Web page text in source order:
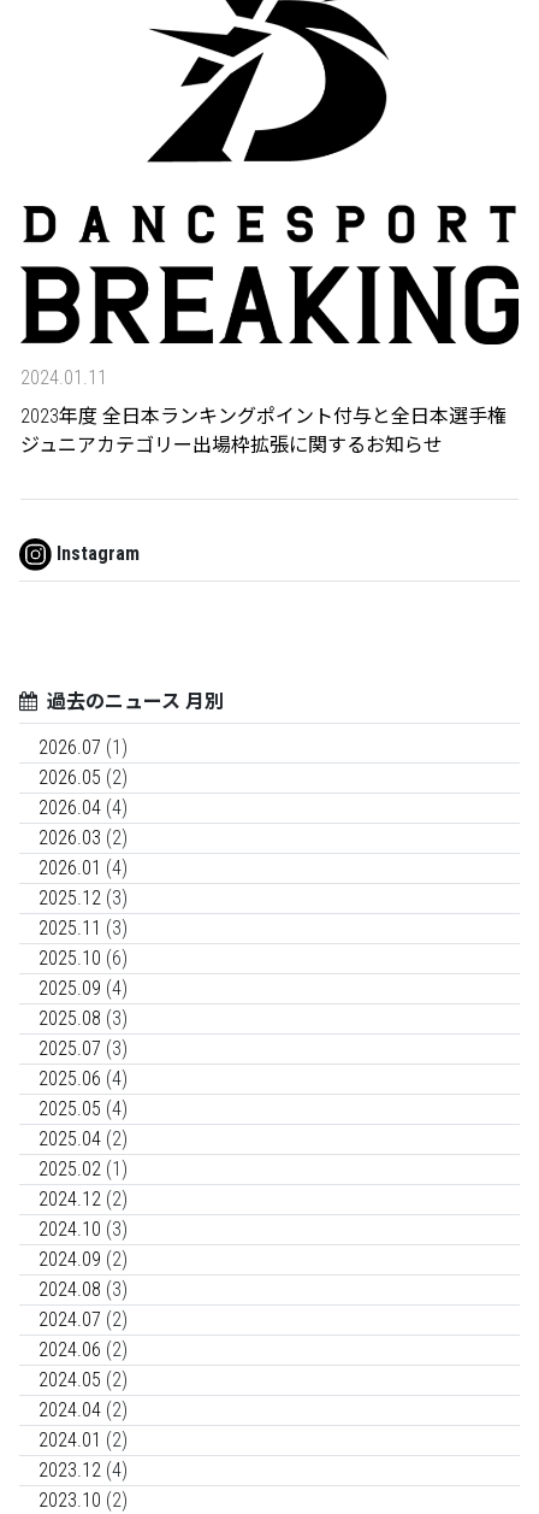
2024.01.11
2023年度 全日本ランキングポイント付与と全日本選手権
ジュニアカテゴリー出場枠拡張に関するお知らせ
Instagram
過去のニュース 月別
2026.07 (1)
2026.05 (2)
2026.04 (4)
2026.03 (2)
2026.01 (4)
2025.12 (3)
2025.11 (3)
2025.10 (6)
2025.09 (4)
2025.08 (3)
2025.07 (3)
2025.06 (4)
2025.05 (4)
2025.04 (2)
2025.02 (1)
2024.12 (2)
2024.10 (3)
2024.09 (2)
2024.08 (3)
2024.07 (2)
2024.06 (2)
2024.05 (2)
2024.04 (2)
2024.01 (2)
2023.12 (4)
2023.10 (2)